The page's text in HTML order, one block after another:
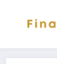
contenido